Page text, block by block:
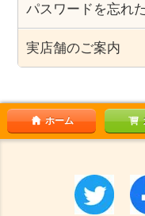
パスワードを忘れ
実店舗のご案内
ホーム